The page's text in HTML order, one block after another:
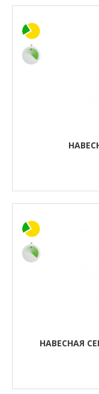
НАВЕСНАЯ